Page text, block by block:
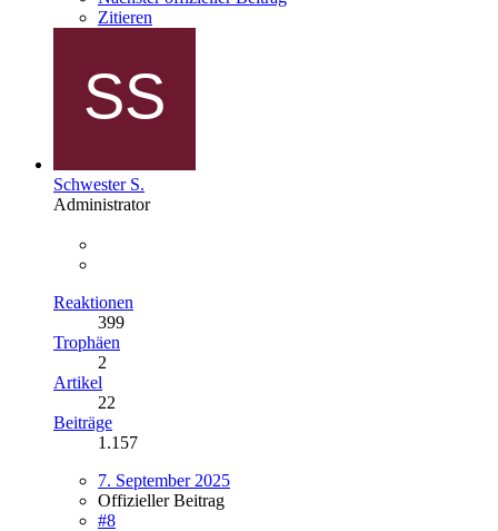
Zitieren
Schwester S.
Administrator
Reaktionen
399
Trophäen
2
Artikel
22
Beiträge
1.157
7. September 2025
Offizieller Beitrag
#8